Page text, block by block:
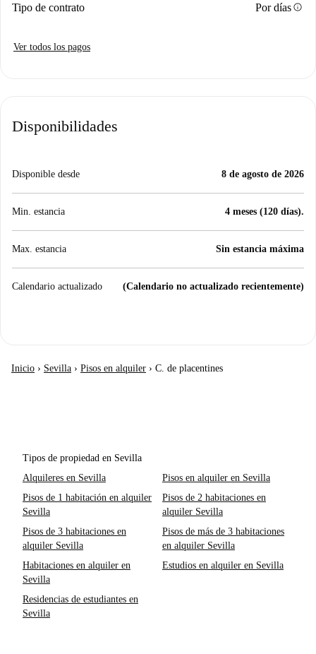
Tipo de contrato Por díasinfo
Ver todos los pagos
Disponibilidades
Disponible desde 8 de agosto de 2026
Min. estancia 4 meses (120 días).
Max. estancia Sin estancia máxima
Calendario actualizado (Calendario no actualizado recientemente)
Inicio › Sevilla › Pisos en alquiler › C. de placentines
Tipos de propiedad en Sevilla
Alquileres en Sevilla
Pisos en alquiler en Sevilla
Pisos de 1 habitación en alquiler
Sevilla
Pisos de 2 habitaciones en
alquiler Sevilla
Pisos de 3 habitaciones en
alquiler Sevilla
Pisos de más de 3 habitaciones
en alquiler Sevilla
Habitaciones en alquiler en
Sevilla
Estudios en alquiler en Sevilla
Residencias de estudiantes en
Sevilla